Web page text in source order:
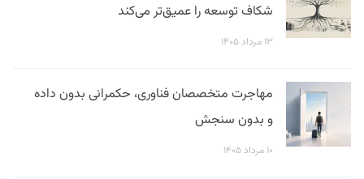
شکاف توسعه را عمیق‌تر می‌کند
۱۳ مرداد ۱۴۰۵
مهاجرت متخصصان فناوری، حکمرانی بدون داده
و بدون سنجش
۱۰ مرداد ۱۴۰۵